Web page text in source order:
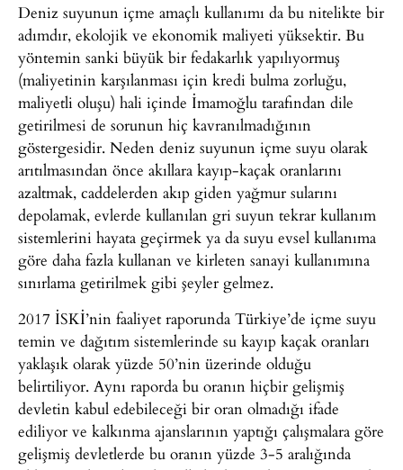
Deniz suyunun içme amaçlı kullanımı da bu nitelikte bir
adımdır, ekolojik ve ekonomik maliyeti yüksektir. Bu
yöntemin sanki büyük bir fedakarlık yapılıyormuş
(maliyetinin karşılanması için kredi bulma zorluğu,
maliyetli oluşu) hali içinde İmamoğlu tarafından dile
getirilmesi de sorunun hiç kavranılmadığının
göstergesidir. Neden deniz suyunun içme suyu olarak
arıtılmasından önce akıllara kayıp-kaçak oranlarını
azaltmak, caddelerden akıp giden yağmur sularını
depolamak, evlerde kullanılan gri suyun tekrar kullanım
sistemlerini hayata geçirmek ya da suyu evsel kullanıma
göre daha fazla kullanan ve kirleten sanayi kullanımına
sınırlama getirilmek gibi şeyler gelmez.
2017 İSKİ’nin faaliyet raporunda Türkiye’de içme suyu
temin ve dağıtım sistemlerinde su kayıp kaçak oranları
yaklaşık olarak yüzde 50’nin üzerinde olduğu
belirtiliyor. Aynı raporda bu oranın hiçbir gelişmiş
devletin kabul edebileceği bir oran olmadığı ifade
ediliyor ve kalkınma ajanslarının yaptığı çalışmalara göre
gelişmiş devletlerde bu oranın yüzde 3-5 aralığında